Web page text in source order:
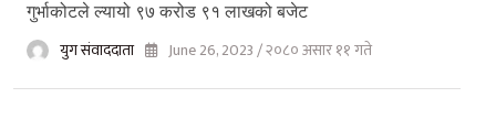
गुर्भाकोटले ल्यायो ९७ करोड ९१ लाखको बजेट
युग संवाददाता June 26, 2023 / २०८० असार ११ गते